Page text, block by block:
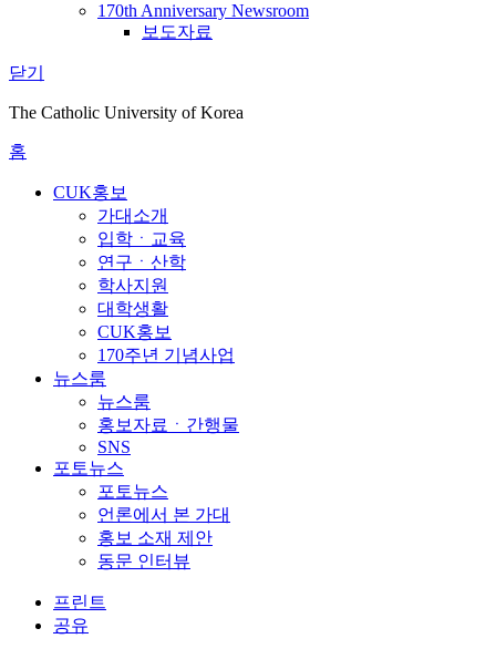
170th Anniversary Newsroom
보도자료
닫기
The Catholic University of Korea
홈
CUK홍보
가대소개
입학ㆍ교육
연구ㆍ산학
학사지원
대학생활
CUK홍보
170주년 기념사업
뉴스룸
뉴스룸
홍보자료ㆍ간행물
SNS
포토뉴스
포토뉴스
언론에서 본 가대
홍보 소재 제안
동문 인터뷰
프린트
공유